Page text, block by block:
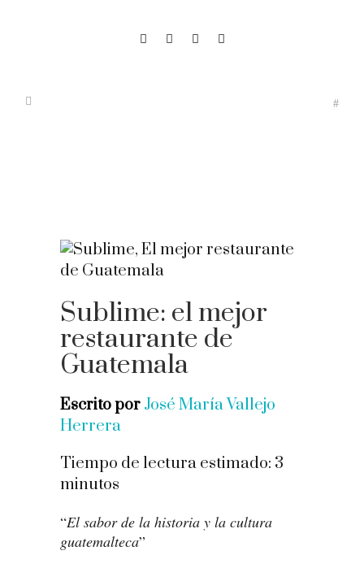
Sublime: el mejor
restaurante de
Guatemala
Escrito por José María Vallejo
Herrera
Tiempo de lectura estimado: 3
minutos
“El sabor de la historia y la cultura
guatemalteca”